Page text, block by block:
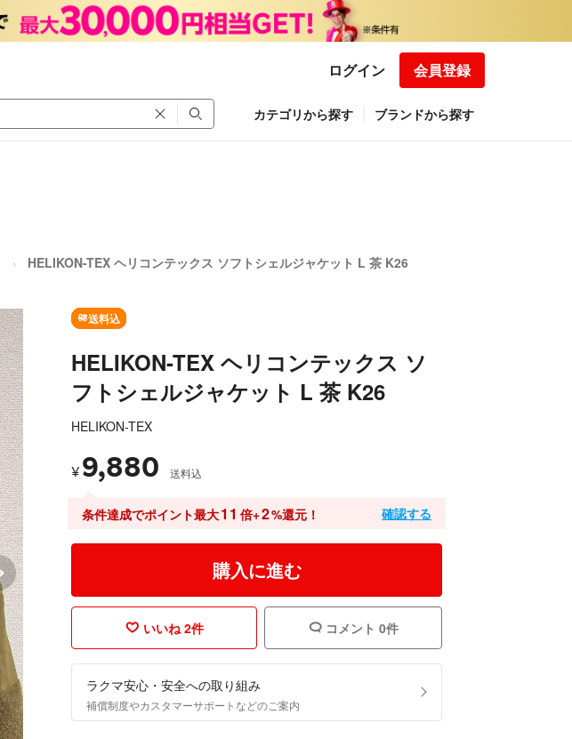
ログイン 会員登録
カテゴリから探す ブランドから探す
HELIKON-TEX ヘリコンテックス ソフトシェルジャケット L 茶 K26
送料込
HELIKON-TEX ヘリコンテックス ソ
フトシェルジャケット L 茶 K26
HELIKON-TEX
¥ 9,880 送料込
条件達成でポイント最大11 倍+2%還元！ 確認する
購入に進む
いいね 2件 コメント 0件
ラクマ安心・安全への取り組み
補償制度やカスタマーサポートなどのご案内